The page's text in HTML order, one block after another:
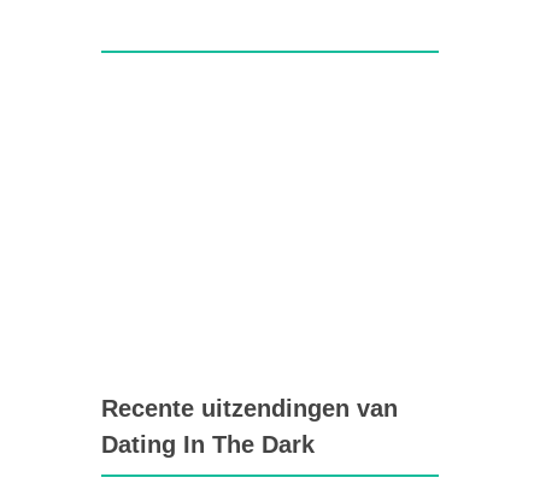
Recente uitzendingen van
Dating In The Dark